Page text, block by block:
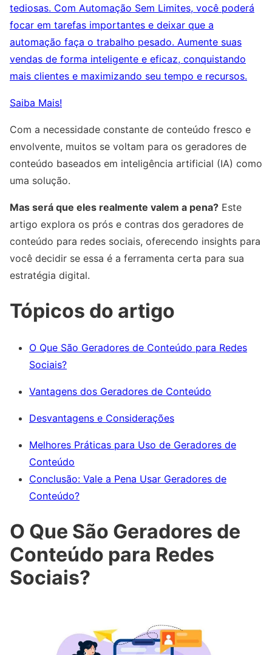
tediosas. Com Automação Sem Limites, você poderá
focar em tarefas importantes e deixar que a
automação faça o trabalho pesado. Aumente suas
vendas de forma inteligente e eficaz, conquistando
mais clientes e maximizando seu tempo e recursos.
Saiba Mais!
Com a necessidade constante de conteúdo fresco e
envolvente, muitos se voltam para os geradores de
conteúdo baseados em inteligência artificial (IA) como
uma solução.
Mas será que eles realmente valem a pena? Este
artigo explora os prós e contras dos geradores de
conteúdo para redes sociais, oferecendo insights para
você decidir se essa é a ferramenta certa para sua
estratégia digital.
Tópicos do artigo
O Que São Geradores de Conteúdo para Redes
Sociais?
Vantagens dos Geradores de Conteúdo
Desvantagens e Considerações
Melhores Práticas para Uso de Geradores de
Conteúdo
Conclusão: Vale a Pena Usar Geradores de
Conteúdo?
O Que São Geradores de
Conteúdo para Redes
Sociais?